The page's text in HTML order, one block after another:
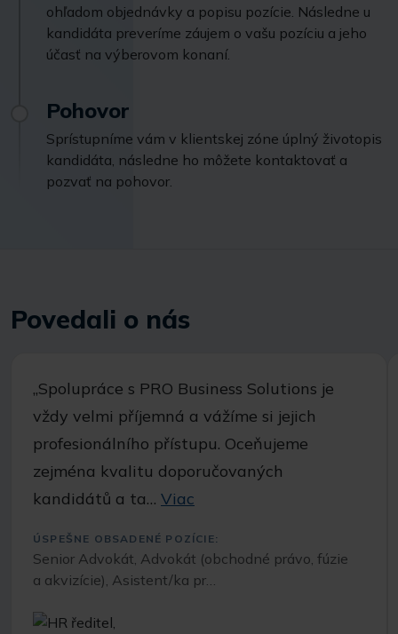
ohľadom objednávky a popisu pozície. Následne u
kandidáta preveríme záujem o vašu pozíciu a jeho
účasť na výberovom konaní.
Pohovor
Sprístupníme vám v klientskej zóne úplný životopis
kandidáta, následne ho môžete kontaktovať a
pozvať na pohovor.
Povedali o nás
„Spolupráce s PRO Business Solutions je
vždy velmi příjemná a vážíme si jejich
profesionálního přístupu. Oceňujeme
zejména kvalitu doporučovaných
kandidátů a ta… Viac
ÚSPEŠNE OBSADENÉ POZÍCIE:
Senior Advokát, Advokát (obchodné právo, fúzie
a akvizície), Asistent/ka pr…